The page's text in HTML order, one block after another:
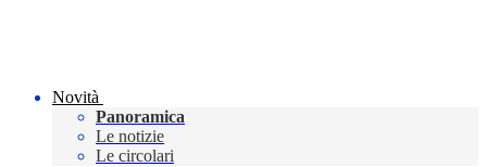
Novità
Panoramica
Le notizie
Le circolari